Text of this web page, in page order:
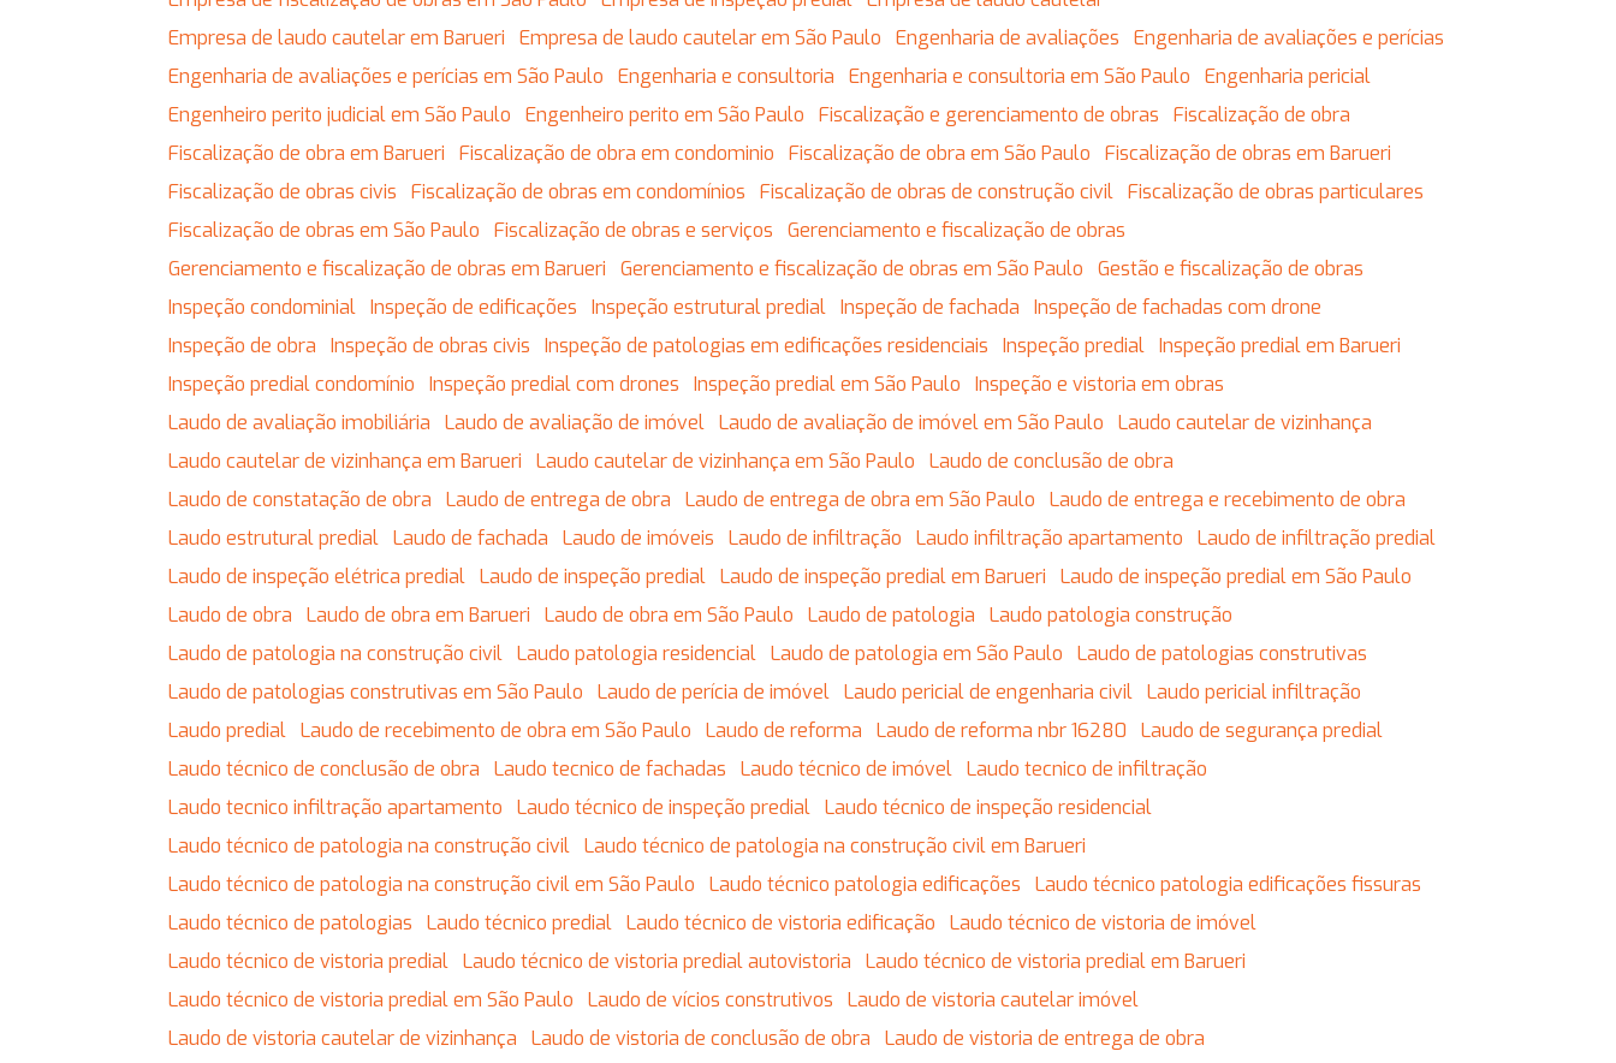
Empresa de laudo cautelar em Barueri
Empresa de laudo cautelar em São Paulo Engenharia de avaliações
Engenharia de avaliações e perícias
Engenharia de avaliações e perícias em São Paulo
Engenharia e consultoria Engenharia e consultoria em São Paulo
Engenharia pericial
Engenheiro perito judicial em São Paulo
Engenheiro perito em São Paulo Fiscalização e gerenciamento de obras
Fiscalização de obra
Fiscalização de obra em Barueri
Fiscalização de obra em condominio Fiscalização de obra em São Paulo
Fiscalização de obras em Barueri
Fiscalização de obras civis
Fiscalização de obras em condomínios Fiscalização de obras de construção civil
Fiscalização de obras particulares
Fiscalização de obras em São Paulo
Fiscalização de obras e serviços
Gerenciamento e fiscalização de obras
Gerenciamento e fiscalização de obras em Barueri
Gerenciamento e fiscalização de obras em São Paulo
Gestão e fiscalização de obras
Inspeção condominial
Inspeção de edificações Inspeção estrutural predial Inspeção de fachada
Inspeção de fachadas com drone
Inspeção de obra
Inspeção de obras civis Inspeção de patologias em edificações residenciais Inspeção predial
Inspeção predial em Barueri
Inspeção predial condomínio
Inspeção predial com drones Inspeção predial em São Paulo
Inspeção e vistoria em obras
Laudo de avaliação imobiliária
Laudo de avaliação de imóvel Laudo de avaliação de imóvel em São Paulo
Laudo cautelar de vizinhança
Laudo cautelar de vizinhança em Barueri
Laudo cautelar de vizinhança em São Paulo
Laudo de conclusão de obra
Laudo de constatação de obra
Laudo de entrega de obra Laudo de entrega de obra em São Paulo
Laudo de entrega e recebimento de obra
Laudo estrutural predial
Laudo de fachada Laudo de imóveis Laudo de infiltração Laudo infiltração apartamento
Laudo de infiltração predial
Laudo de inspeção elétrica predial
Laudo de inspeção predial Laudo de inspeção predial em Barueri
Laudo de inspeção predial em São Paulo
Laudo de obra
Laudo de obra em Barueri Laudo de obra em São Paulo Laudo de patologia
Laudo patologia construção
Laudo de patologia na construção civil
Laudo patologia residencial Laudo de patologia em São Paulo
Laudo de patologias construtivas
Laudo de patologias construtivas em São Paulo
Laudo de perícia de imóvel Laudo pericial de engenharia civil
Laudo pericial infiltração
Laudo predial
Laudo de recebimento de obra em São Paulo Laudo de reforma Laudo de reforma nbr 16280
Laudo de segurança predial
Laudo técnico de conclusão de obra
Laudo tecnico de fachadas Laudo técnico de imóvel
Laudo tecnico de infiltração
Laudo tecnico infiltração apartamento
Laudo técnico de inspeção predial
Laudo técnico de inspeção residencial
Laudo técnico de patologia na construção civil
Laudo técnico de patologia na construção civil em Barueri
Laudo técnico de patologia na construção civil em São Paulo
Laudo técnico patologia edificações
Laudo técnico patologia edificações fissuras
Laudo técnico de patologias
Laudo técnico predial Laudo técnico de vistoria edificação
Laudo técnico de vistoria de imóvel
Laudo técnico de vistoria predial
Laudo técnico de vistoria predial autovistoria
Laudo técnico de vistoria predial em Barueri
Laudo técnico de vistoria predial em São Paulo
Laudo de vícios construtivos
Laudo de vistoria cautelar imóvel
Laudo de vistoria cautelar de vizinhança
Laudo de vistoria de conclusão de obra
Laudo de vistoria de entrega de obra